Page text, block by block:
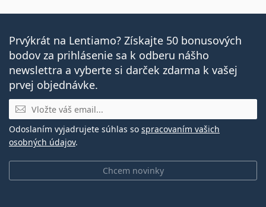
Prvýkrát na Lentiamo? Získajte 50 bonusových
bodov za prihlásenie sa k odberu nášho
newslettra a vyberte si darček zdarma k vašej
prvej objednávke.
E-mail
Chcem novinky
Odoslaním vyjadrujete súhlas so spracovaním vašich
osobných údajov.